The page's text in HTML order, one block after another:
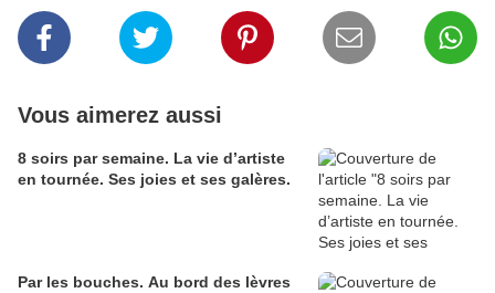
Vous aimerez aussi
8 soirs par semaine. La vie d’artiste
en tournée. Ses joies et ses galères.
Par les bouches. Au bord des lèvres